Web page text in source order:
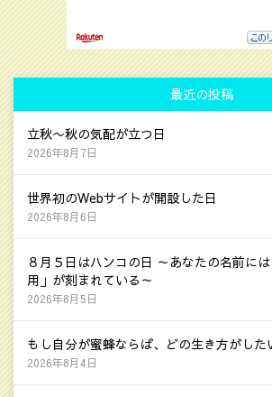
最近の投稿
立秋〜秋の気配が立つ日
2026年8月7日
世界初のWebサイトが開設した日
2026年8月6日
８月５日はハンコの日 ～あなたの名前に
用」が刻まれている～
2026年8月5日
もし自分が蜜蜂ならば、どの生き方がした
2026年8月4日